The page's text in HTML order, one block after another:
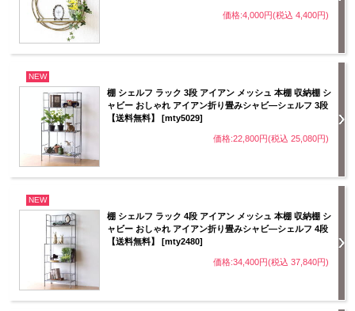
価格:4,000円(税込 4,400円)
NEW
棚 シェルフ ラック 3段 アイアン メッシュ 本棚 収納棚 シ
ャビー おしゃれ アイアン折り畳みシャビ―シェルフ 3段
【送料無料】 [mty5029]
価格:22,800円(税込 25,080円)
NEW
棚 シェルフ ラック 4段 アイアン メッシュ 本棚 収納棚 シ
ャビー おしゃれ アイアン折り畳みシャビ―シェルフ 4段
【送料無料】 [mty2480]
価格:34,400円(税込 37,840円)